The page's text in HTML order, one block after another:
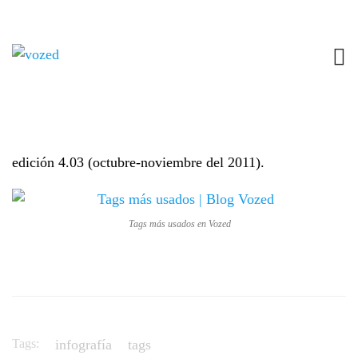
TAGS MÁS POPULARES | BLOG VOZED
edición 4.03 (octubre-noviembre del 2011).
Tags más usados en Vozed
Tags: infografía tags